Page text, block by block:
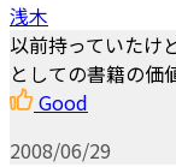
浅木
以前持っていたけ
としての書籍の価
Good
2008/06/29